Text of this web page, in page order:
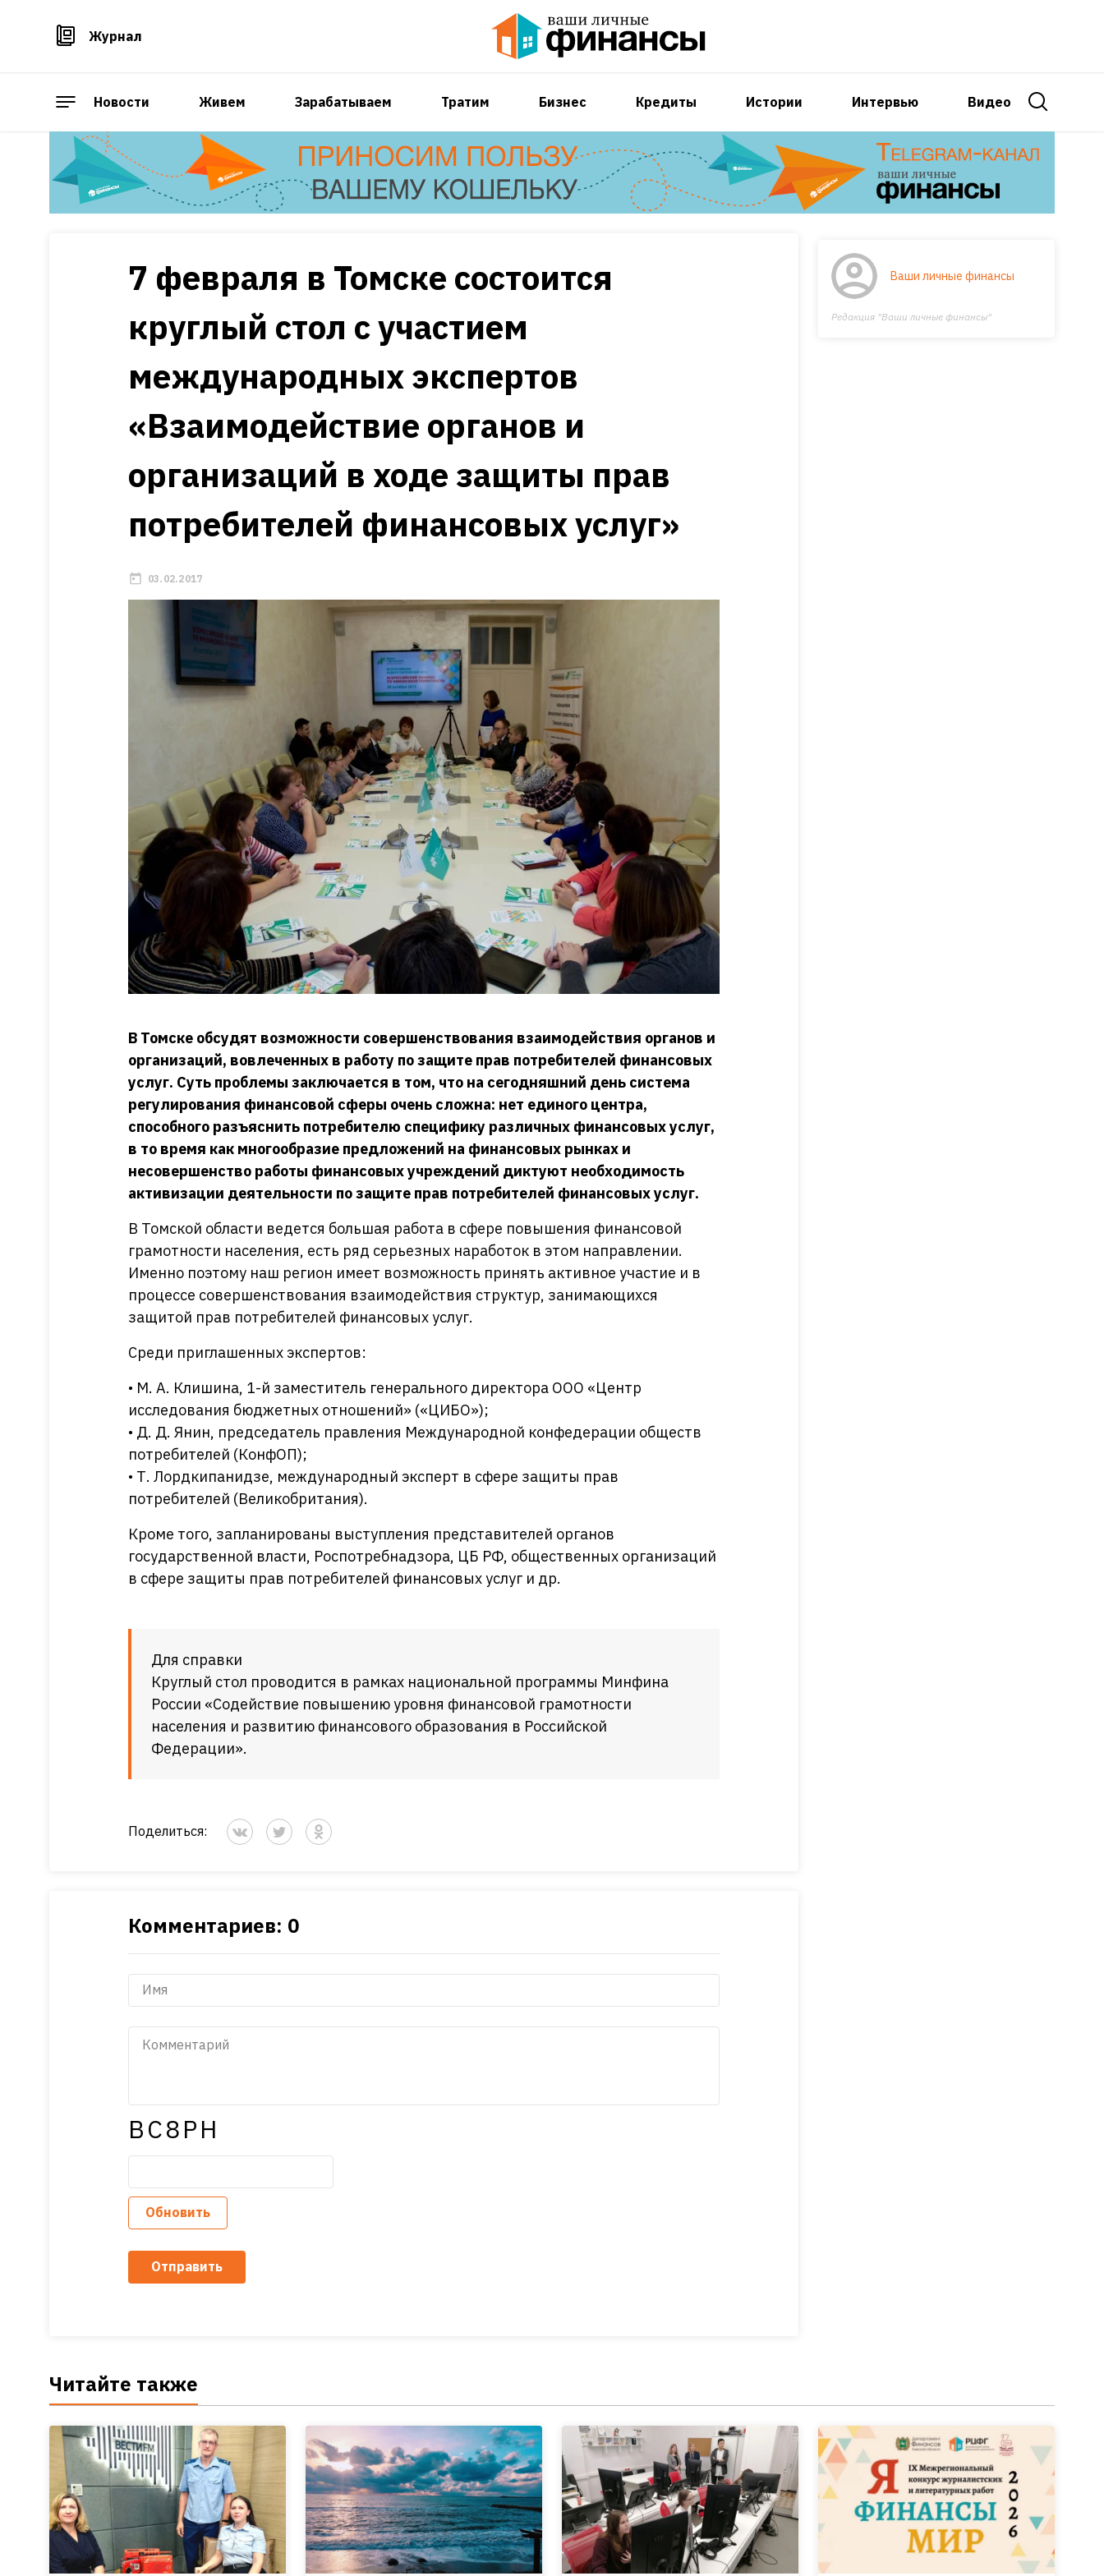
Журнал
Новости Живем Зарабатываем Тратим Бизнес Кредиты Истории Интервью Видео
7 февраля в Томске состоится
круглый стол с участием
международных экспертов
«Взаимодействие органов и
организаций в ходе защиты прав
потребителей финансовых услуг»
03.02.2017
Ваши личные финансы
Редакция "Ваши личные финансы"
В Томске обсудят возможности совершенствования взаимодействия органов и
организаций, вовлеченных в работу по защите прав потребителей финансовых
услуг. Суть проблемы заключается в том, что на сегодняшний день система
регулирования финансовой сферы очень сложна: нет единого центра,
способного разъяснить потребителю специфику различных финансовых услуг,
в то время как многообразие предложений на финансовых рынках и
несовершенство работы финансовых учреждений диктуют необходимость
активизации деятельности по защите прав потребителей финансовых услуг.
В Томской области ведется большая работа в сфере повышения финансовой
грамотности населения, есть ряд серьезных наработок в этом направлении.
Именно поэтому наш регион имеет возможность принять активное участие и в
процессе совершенствования взаимодействия структур, занимающихся
защитой прав потребителей финансовых услуг.
Среди приглашенных экспертов:
• М. А. Клишина, 1-й заместитель генерального директора ООО «Центр
исследования бюджетных отношений» («ЦИБО»);
• Д. Д. Янин, председатель правления Международной конфедерации обществ
потребителей (КонфОП);
• Т. Лордкипанидзе, международный эксперт в сфере защиты прав
потребителей (Великобритания).
Кроме того, запланированы выступления представителей органов
государственной власти, Роспотребнадзора, ЦБ РФ, общественных организаций
в сфере защиты прав потребителей финансовых услуг и др.
Для справки
Круглый стол проводится в рамках национальной программы Минфина
России «Содействие повышению уровня финансовой грамотности
населения и развитию финансового образования в Российской
Федерации».
Поделиться:
Комментариев: 0
BC8PH
Обновить
Отправить
Читайте также